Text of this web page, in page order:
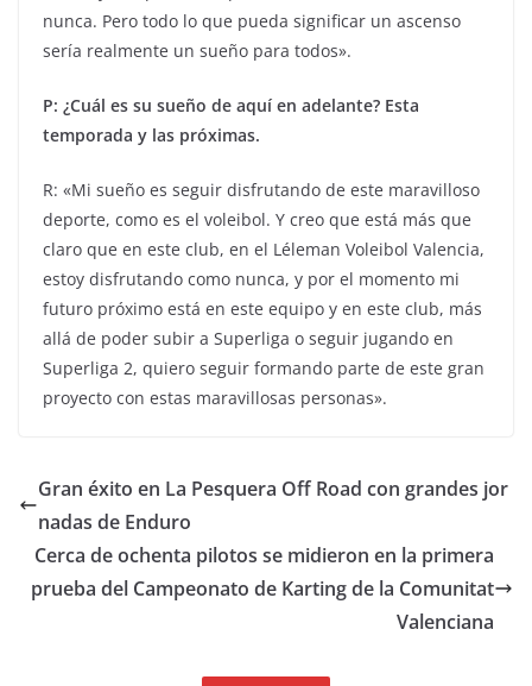
nunca. Pero todo lo que pueda significar un ascenso
sería realmente un sueño para todos».
P: ¿Cuál es su sueño de aquí en adelante? Esta
temporada y las próximas.
R: «Mi sueño es seguir disfrutando de este maravilloso
deporte, como es el voleibol. Y creo que está más que
claro que en este club, en el Léleman Voleibol Valencia,
estoy disfrutando como nunca, y por el momento mi
futuro próximo está en este equipo y en este club, más
allá de poder subir a Superliga o seguir jugando en
Superliga 2, quiero seguir formando parte de este gran
proyecto con estas maravillosas personas».
Gran éxito en La Pesquera Off Road con grandes jor
nadas de Enduro
Cerca de ochenta pilotos se midieron en la primera
prueba del Campeonato de Karting de la Comunitat
Valenciana